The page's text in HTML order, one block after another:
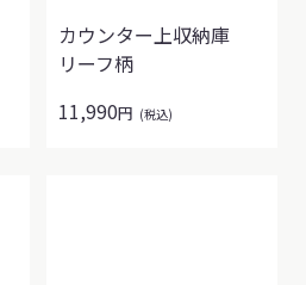
カウンター上収納庫
リーフ柄
11,990円 (税込)